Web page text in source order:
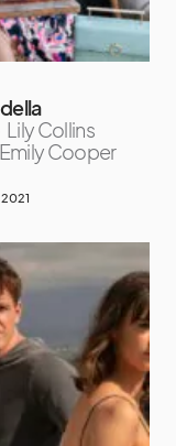
Lily Collins
Cooper